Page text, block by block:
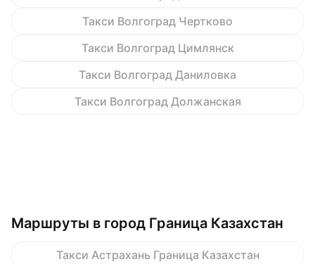
Такси Волгоград Чертково
Такси Волгоград Цимлянск
Такси Волгоград Даниловка
Такси Волгоград Должанская
Маршруты в город Граница Казахстан
Такси Астрахань Граница Казахстан